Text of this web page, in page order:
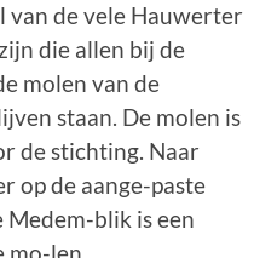
van de vele Hauwerter
die allen bij de
molen van de
staan. De molen is
de stichting. Naar
op de aange-paste
blik is een